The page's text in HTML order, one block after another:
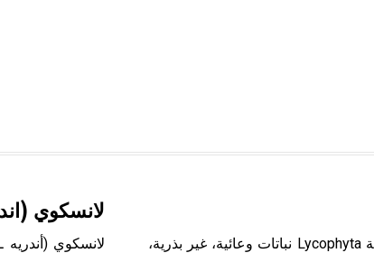
رجل الذئب (شعبة -) شعبة رجل الذئب أو الذئبيات النباتية Lycophyta نباتات وعائية، غير بذرية،
لانسكوي